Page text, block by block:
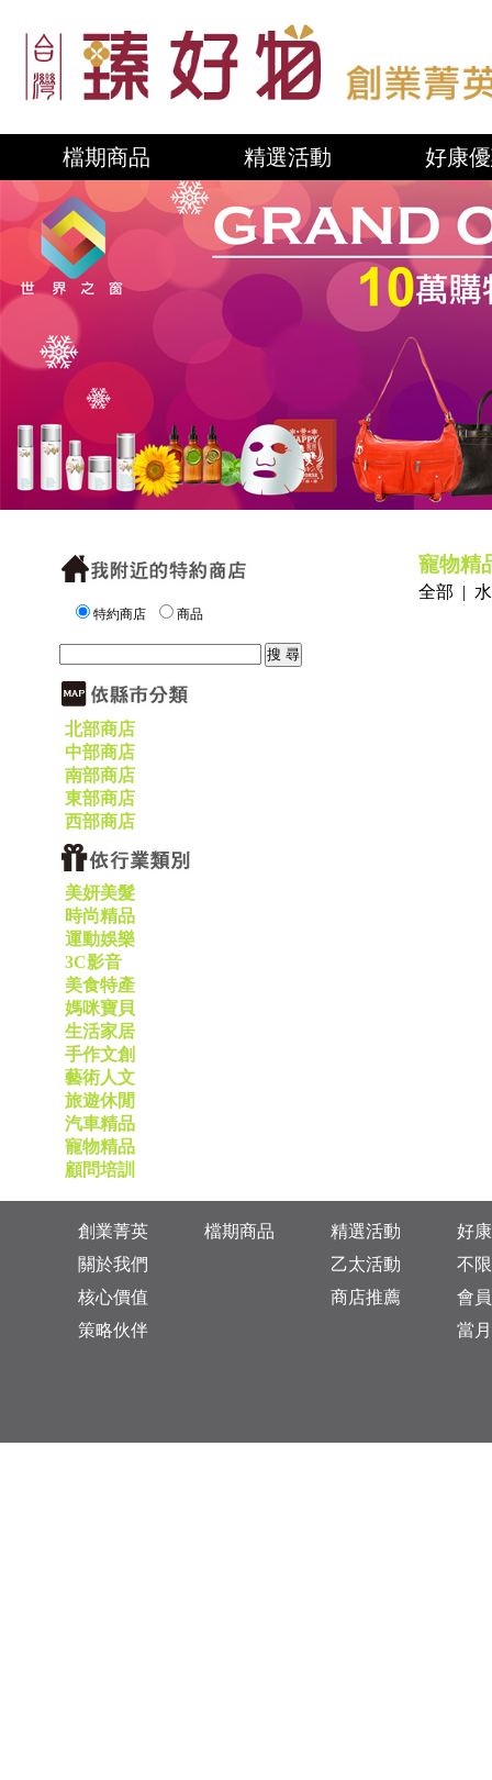
檔期商品 精選活動 好康
特約商店 商品
北部商店
中部商店
南部商店
東部商店
西部商店
美妍美髮
時尚精品
運動娛樂
3C影音
美食特產
媽咪寶貝
生活家居
手作文創
藝術人文
旅遊休閒
汽車精品
寵物精品
顧問培訓
寵物精
全部 |
創業菁英
關於我們
核心價值
策略伙伴
檔期商品
精選活動
乙太活動
商店推薦
好
不
會
當